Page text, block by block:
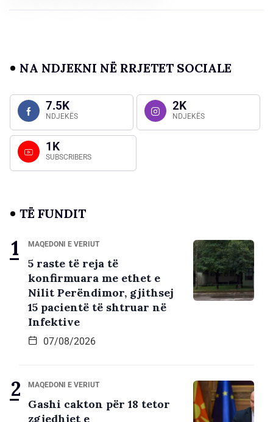
NA NDJEKNI NË RRJETET SOCIALE
7.5K
NDJEKËS
2K
NDJEKËS
1K
SUBSCRIBERS
TË FUNDIT
MAQEDONI E VERIUT
5 raste të reja të
konfirmuara me ethet e
Nilit Perëndimor, gjithsej
15 pacientë të shtruar në
Infektive
07/08/2026
MAQEDONI E VERIUT
Gashi cakton për 18 tetor
zgjedhjet e